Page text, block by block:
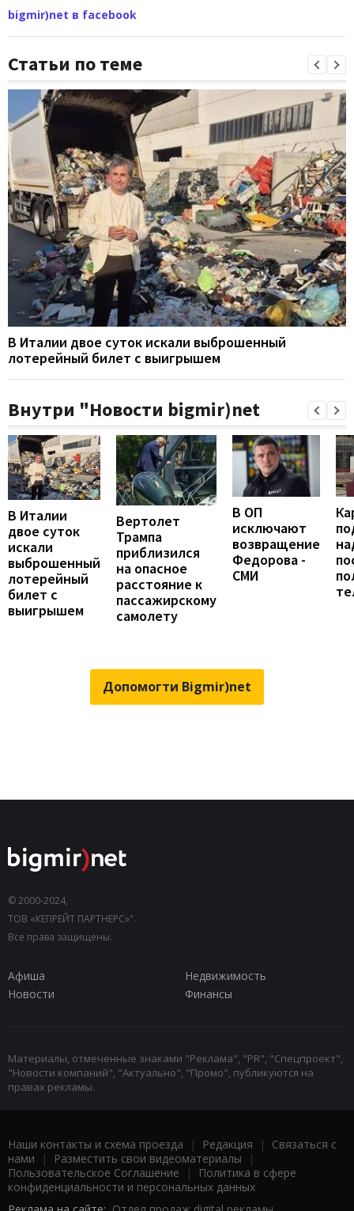
bigmir)net в facebook
Статьи по теме
В Италии двое суток искали выброшенный
лотерейный билет с выигрышем
Внутри "Новости bigmir)net
В Италии
двое суток
искали
выброшенный
лотерейный
билет с
выигрышем
Вертолет
Трампа
приблизился
на опасное
расстояние к
пассажирскому
самолету
В ОП
исключают
возвращение
Федорова -
СМИ
Допомогти Bigmir)net
© 2000-2024,
ТОВ «КЕПРЕЙТ ПАРТНЕРС»".
Все права защищены.
Афиша
Недвижимость
Новости
Финансы
Материалы, отмеченные знаками "Реклама", "PR", "Спецпроект",
"Новости компаний", "Актуально", "Промо", публикуются на
правах рекламы.
Наши контакты и схема проезда | Редакция | Связаться с
нами | Разместить свои видеоматериалы |
Пользовательское Соглашение |
Политика в сфере
конфиденциальности и персональных данных